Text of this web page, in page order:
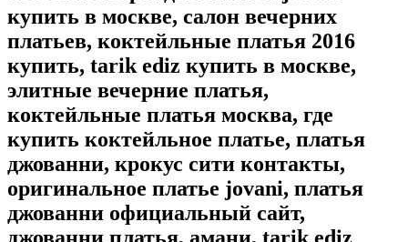
купить в москве, салон вечерних
платьев, коктейльные платья 2016
купить, tarik ediz купить в москве,
элитные вечерние платья,
коктейльные платья москва, где
купить коктейльное платье, платья
джованни, крокус сити контакты,
оригинальное платье jovani, платья
джованни официальный сайт,